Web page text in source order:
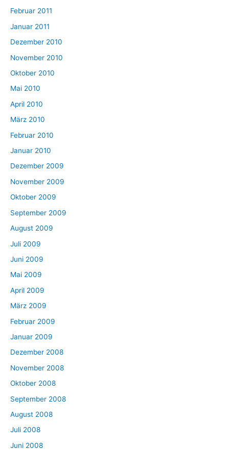
Februar 2011
Januar 2011
Dezember 2010
November 2010
Oktober 2010
Mai 2010
April 2010
März 2010
Februar 2010
Januar 2010
Dezember 2009
November 2009
Oktober 2009
September 2009
August 2009
Juli 2009
Juni 2009
Mai 2009
April 2009
März 2009
Februar 2009
Januar 2009
Dezember 2008
November 2008
Oktober 2008
September 2008
August 2008
Juli 2008
Juni 2008